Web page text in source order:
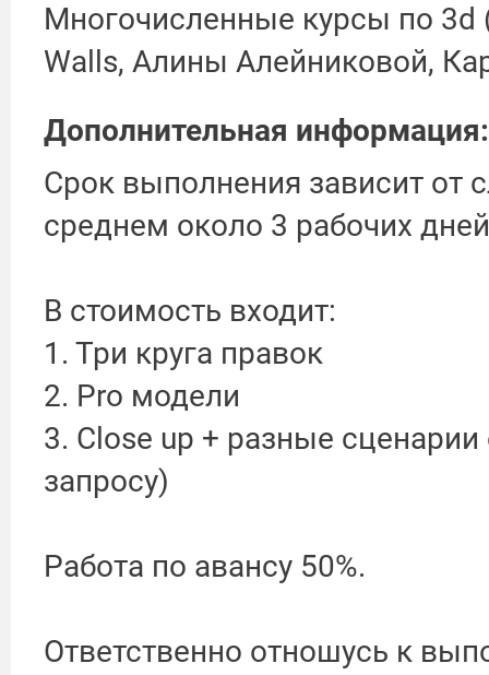
Многочисленные курсы по
Walls, Алины Алейниковой,
Дополнительная информация:
Срок выполнения зависит от
среднем около 3 рабочих
В стоимость входит:
1. Три круга правок
2. Pro модели
3. Close up + разные
запросу)
Работа по авансу 50%.
Ответственно отношусь к